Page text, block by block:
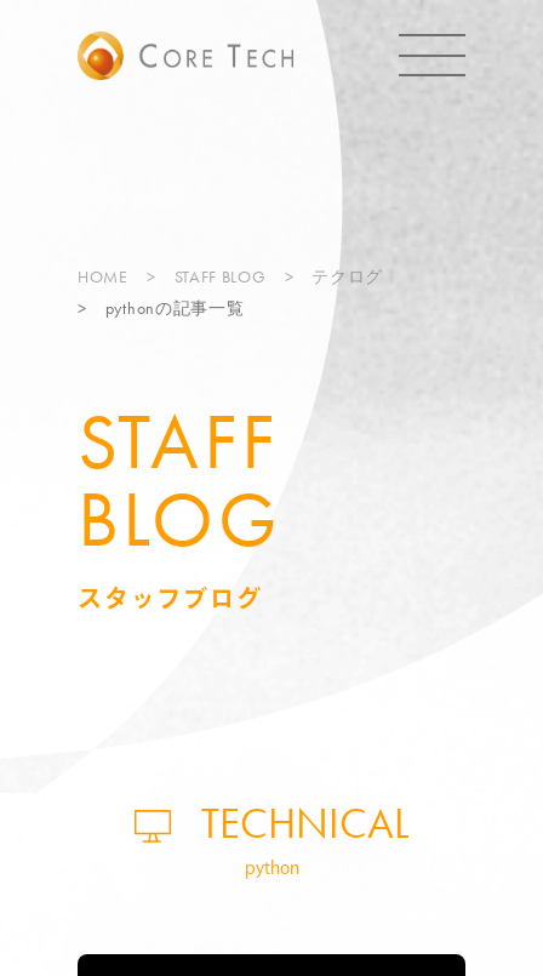
HOME STAFF BLOG
テクログ
pythonの記事一覧
STAFF
BLOG
スタッフブログ
TECHNICAL
python